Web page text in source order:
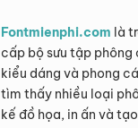
Fontmienphi.com là
cấp bộ sưu tập phông
kiểu dáng và phong
tìm thấy nhiều loại
kế đồ họa, in ấn và